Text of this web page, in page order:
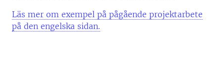
Läs mer om exempel på pågående projektarbete
på den engelska sidan.